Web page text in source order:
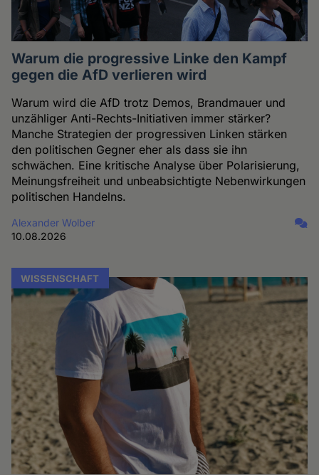
Warum die progressive Linke den Kampf
gegen die AfD verlieren wird
Warum wird die AfD trotz Demos, Brandmauer und
unzähliger Anti-Rechts-Initiativen immer stärker?
Manche Strategien der progressiven Linken stärken
den politischen Gegner eher als dass sie ihn
schwächen. Eine kritische Analyse über Polarisierung,
Meinungsfreiheit und unbeabsichtigte Nebenwirkungen
politischen Handelns.
Alexander Wolber
10.08.2026
WISSENSCHAFT